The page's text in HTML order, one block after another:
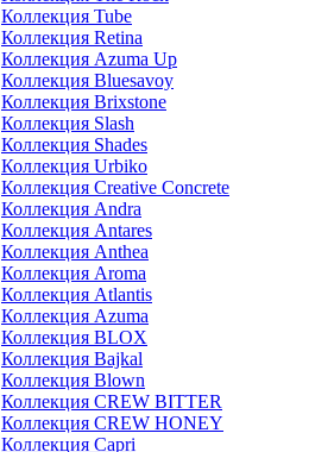
Коллекция Tube
Коллекция Retina
Коллекция Azuma Up
Коллекция Bluesavoy
Коллекция Brixstone
Коллекция Slash
Коллекция Shades
Коллекция Urbiko
Коллекция Creative Concrete
Коллекция Andra
Коллекция Antares
Коллекция Anthea
Коллекция Aroma
Коллекция Atlantis
Коллекция Azuma
Коллекция BLOX
Коллекция Bajkal
Коллекция Blown
Коллекция CREW BITTER
Коллекция CREW HONEY
Коллекция Capri